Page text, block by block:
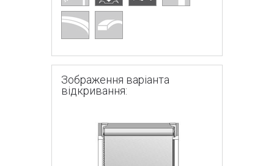
Зображення варіанта
відкривання: